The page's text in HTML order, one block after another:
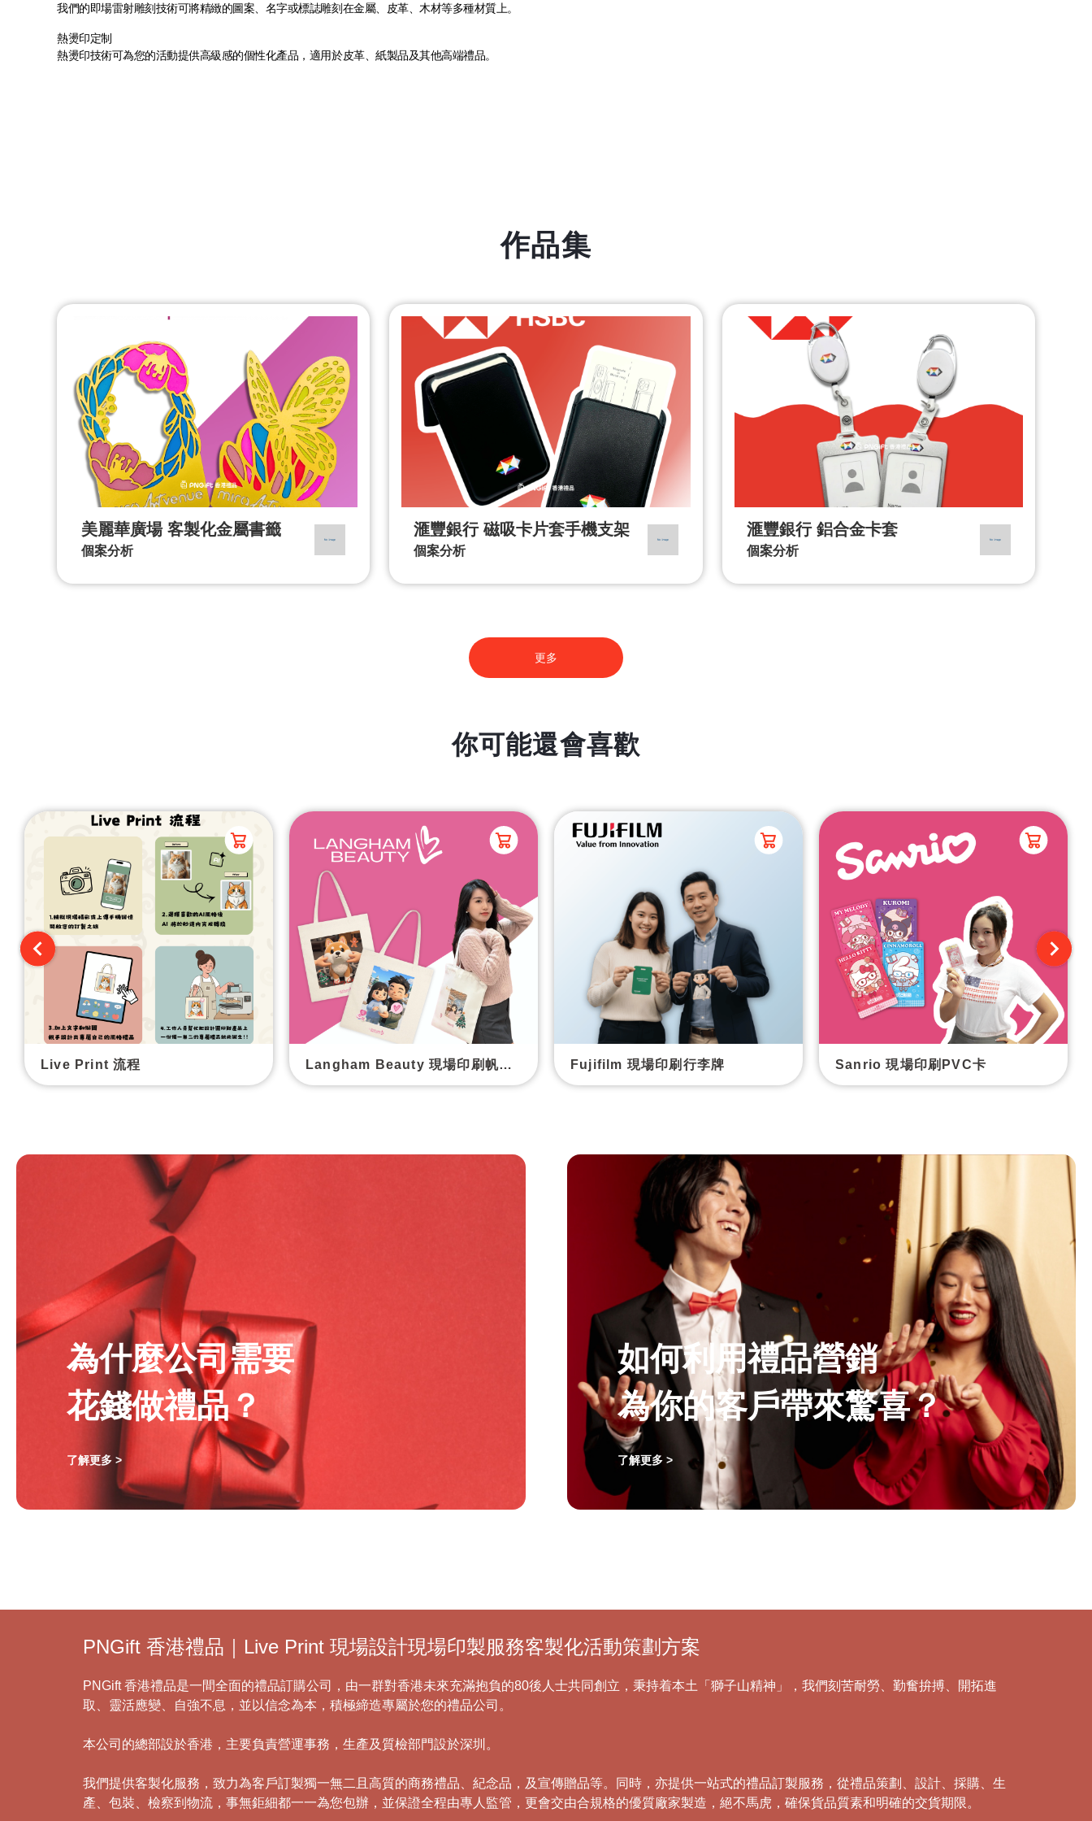
我們的即場雷射雕刻技術可將精緻的圖案、名字或標誌雕刻在金屬、皮革、木材等多種材質上。
熱燙印定制
熱燙印技術可為您的活動提供高級感的個性化產品，適用於皮革、紙製品及其他高端禮品。
作品集
美麗華廣場 客製化金屬書籤
個案分析
滙豐銀行 磁吸卡片套手機支架
個案分析
滙豐銀行 鋁合金卡套
個案分析
更多
你可能還會喜歡
Live Print 流程 Langham Beauty 現場印刷帆布袋 Fujifilm 現場印刷行李牌 Sanrio 現場印刷PVC卡
為什麼公司需要
花錢做禮品？
了解更多 >
如何利用禮品營銷
為你的客戶帶來驚喜？
了解更多 >
PNGift 香港禮品｜Live Print 現場設計現場印製服務客製化活動策劃方案
PNGift 香港禮品是一間全面的禮品訂購公司，由一群對香港未來充滿抱負的80後人士共同創立，秉持着本土「獅子山精神」，我們刻苦耐勞、勤奮拚搏、開拓進
取、靈活應變、自強不息，並以信念為本，積極締造專屬於您的禮品公司。
本公司的總部設於香港，主要負責營運事務，生產及質檢部門設於深圳。
我們提供客製化服務，致力為客戶訂製獨一無二且高質的商務禮品、紀念品，及宣傳贈品等。同時，亦提供一站式的禮品訂製服務，從禮品策劃、設計、採購、生
產、包裝、檢察到物流，事無鉅細都一一為您包辦，並保證全程由專人監管，更會交由合規格的優質廠家製造，絕不馬虎，確保貨品質素和明確的交貨期限。